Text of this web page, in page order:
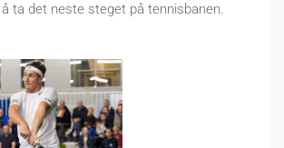
ta det neste steget på tennisbanen.